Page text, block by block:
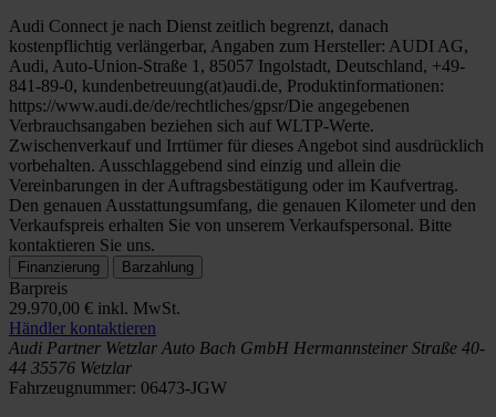
Audi Connect je nach Dienst zeitlich begrenzt, danach
kostenpflichtig verlängerbar, Angaben zum Hersteller: AUDI AG,
Audi, Auto-Union-Straße 1, 85057 Ingolstadt, Deutschland, +49-
841-89-0, kundenbetreuung(at)audi.de, Produktinformationen:
https://www.audi.de/de/rechtliches/gpsr/Die angegebenen
Verbrauchsangaben beziehen sich auf WLTP-Werte.
Zwischenverkauf und Irrtümer für dieses Angebot sind ausdrücklich
vorbehalten. Ausschlaggebend sind einzig und allein die
Vereinbarungen in der Auftragsbestätigung oder im Kaufvertrag.
Den genauen Ausstattungsumfang, die genauen Kilometer und den
Verkaufspreis erhalten Sie von unserem Verkaufspersonal. Bitte
kontaktieren Sie uns.
Finanzierung Barzahlung
Barpreis
29.970,00 € inkl. MwSt.
Händler kontaktieren
Audi Partner Wetzlar Auto Bach GmbH Hermannsteiner Straße 40-
44 35576 Wetzlar
Fahrzeugnummer: 06473-JGW